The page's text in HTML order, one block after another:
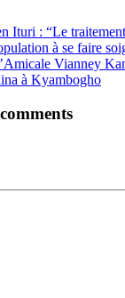
Ituri : “Le
à se faire
Vianney
à Kyambogho